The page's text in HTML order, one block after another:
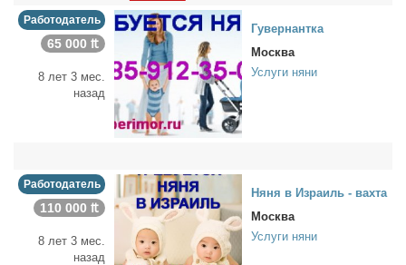
Работодатель
65 000 ₶
8 лет 3 мес.
назад
Гу­вер­нант­ка
Москва
Услуги няни
Работодатель
110 000 ₶
8 лет 3 мес.
назад
Ня­ня в Из­ра­иль - вах­та
Москва
Услуги няни